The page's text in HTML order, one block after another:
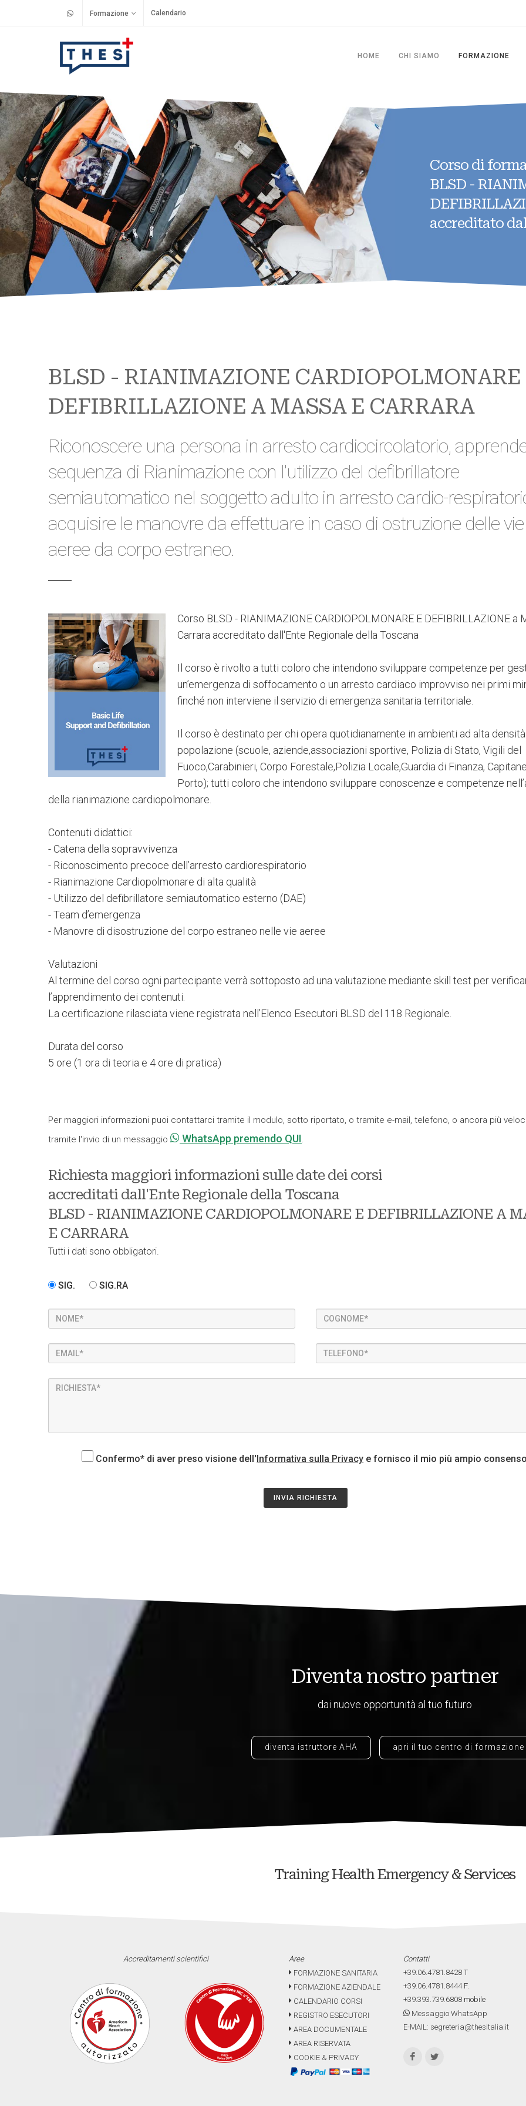
Formazione Calendario
HOME CHI SIAMO FORMAZIONE
Corso di
BLSD -
accreditato
BLSD - RIANIMAZIONE CARDIOPOLMONARE
DEFIBRILLAZIONE A MASSA E CARRARA
Riconoscere una persona in arresto cardiocircolatorio,
sequenza di Rianimazione con l'utilizzo del defibrillatore
semiautomatico nel soggetto adulto in arresto cardio-
acquisire le manovre da effettuare in caso di ostruzione delle vie
aeree da corpo estraneo.
Corso BLSD - RIANIMAZIONE CARDIOPOLMONARE E DEFIBRILLAZIONE a
Carrara accreditato dall'Ente Regionale della Toscana
Il corso è rivolto a tutti coloro che intendono sviluppare competenze per
un’emergenza di soffocamento o un arresto cardiaco improvviso nei primi
finché non interviene il servizio di emergenza sanitaria territoriale.
Il corso è destinato per chi opera quotidianamente in ambienti ad alta
popolazione (scuole, aziende,associazioni sportive, Polizia di Stato, Vigili del
Fuoco,Carabinieri, Corpo Forestale,Polizia Locale,Guardia di Finanza,
Porto); tutti coloro che intendono sviluppare conoscenze e competenze
della rianimazione cardiopolmonare.
Contenuti didattici:
- Catena della sopravvivenza
- Riconoscimento precoce dell’arresto cardiorespiratorio
- Rianimazione Cardiopolmonare di alta qualità
- Utilizzo del defibrillatore semiautomatico esterno (DAE)
- Team d’emergenza
- Manovre di disostruzione del corpo estraneo nelle vie aeree
Valutazioni
Al termine del corso ogni partecipante verrà sottoposto ad una valutazione mediante skill test per
l’apprendimento dei contenuti.
La certificazione rilasciata viene registrata nell’Elenco Esecutori BLSD del 118 Regionale.
Durata del corso
5 ore (1 ora di teoria e 4 ore di pratica)
Per maggiori informazioni puoi contattarci tramite il modulo, sotto riportato, o tramite e-mail, telefono, o ancora più
tramite l'invio di un messaggio
WhatsApp premendo QUI.
Richiesta maggiori informazioni sulle date dei corsi
accreditati dall'Ente Regionale della Toscana
BLSD - RIANIMAZIONE CARDIOPOLMONARE E DEFIBRILLAZIONE A
E CARRARA
Tutti i dati sono obbligatori.
SIG. SIG.RA
Confermo* di aver preso visione dell'Informativa sulla Privacy e fornisco il mio più ampio
INVIA RICHIESTA
Diventa nostro partner
dai nuove opportunità al tuo futuro
diventa istruttore AHA apri il tuo centro di formazione
Training Health Emergency & Services
Accreditamenti scientifici
Aree
FORMAZIONE SANITARIA
FORMAZIONE AZIENDALE
CALENDARIO CORSI
REGISTRO ESECUTORI
AREA DOCUMENTALE
AREA RISERVATA
COOKIE & PRIVACY
Contatti
+39.06.4781.8428 T
+39.06.4781.8444F.
+39.393.739.6808 mobile
Messaggio WhatsApp
E-MAIL: segreteria@thesitalia.it